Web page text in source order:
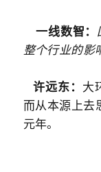
一线数智：
整个行业的影
许远东： 大
而从本源上去
元年。